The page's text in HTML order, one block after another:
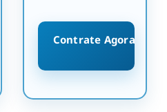
Contrate Agora